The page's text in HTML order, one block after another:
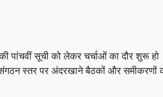
पांचवीं सूची को लेकर चर्चाओं का दौर शुरू हो
स्तर पर अंदरखाने बैठकों और समीकरणों